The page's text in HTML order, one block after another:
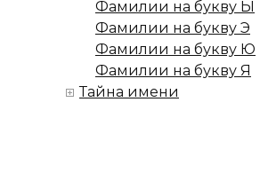
Фамилии на букву Ы
Фамилии на букву Э
Фамилии на букву Ю
Фамилии на букву Я
Тайна имени